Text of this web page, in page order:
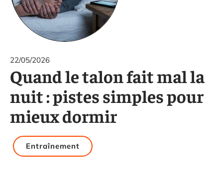
22/05/2026
Quand le talon fait mal la
nuit : pistes simples pour
mieux dormir
Entraînement